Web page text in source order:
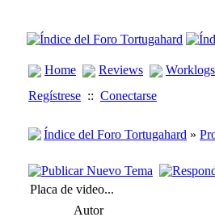
Home Reviews Worklogs
Regístrese :: Conectarse
Índice del Foro Tortugahard »
Placa de video...
Autor